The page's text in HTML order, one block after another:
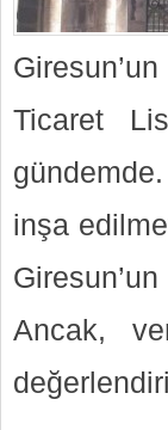
Ticaret
inşa
Ancak,